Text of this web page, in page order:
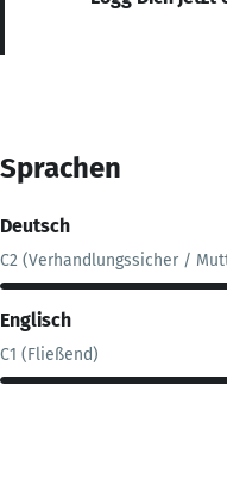
Sprachen
Deutsch
C2 (Verhandlungssicher /
Englisch
C1 (Fließend)